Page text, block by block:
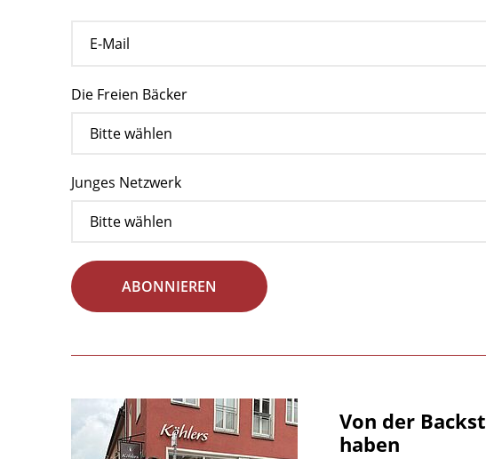
Die Freien Bäcker
Junges Netzwerk
ABONNIEREN
Von der
haben